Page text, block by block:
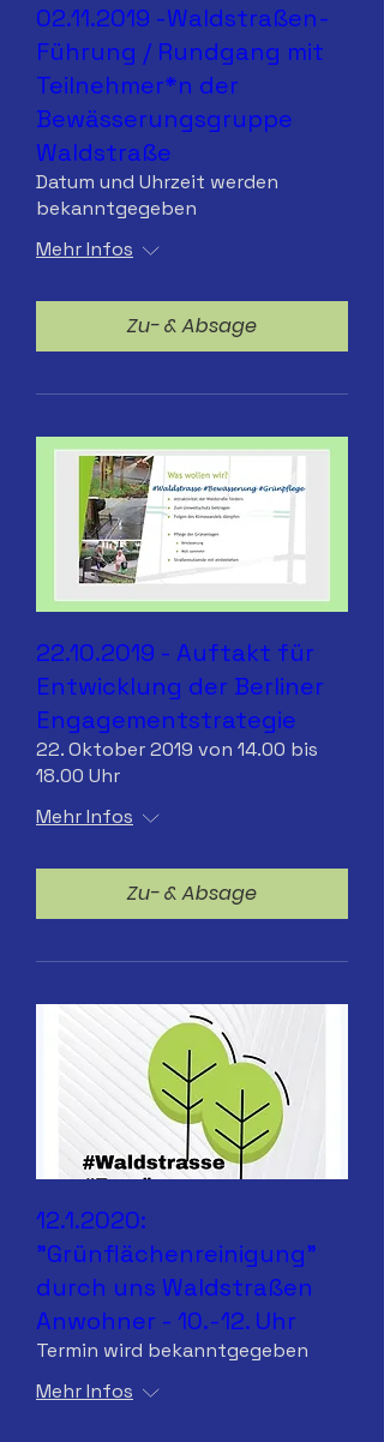
02.11.2019 -Waldstraßen-
Führung / Rundgang mit
Teilnehmer*n der
Bewässerungsgruppe
Waldstraße
Datum und Uhrzeit werden
bekanntgegeben
Mehr Infos
Zu- & Absage
22.10.2019 - Auftakt für
Entwicklung der Berliner
Engagementstrategie
22. Oktober 2019 von 14.00 bis
18.00 Uhr
Mehr Infos
Zu- & Absage
12.1.2020:
"Grünflächenreinigung"
durch uns Waldstraßen
Anwohner - 10.-12. Uhr
Termin wird bekanntgegeben
Mehr Infos